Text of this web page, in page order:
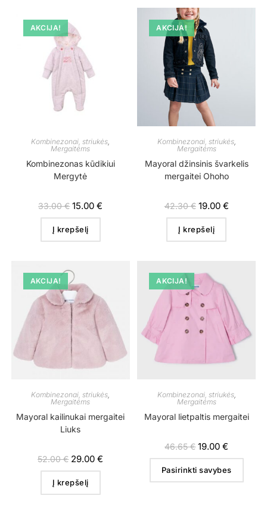
AKCIJA!
Kombinezonai, striukės
Mergaitėms
Kombinezonas kūdikiui
Mergytė
33.00€ 15.00€
Į krepšelį
AKCIJA!
Kombinezonai, striukės,
Mergaitėms
Mayoral džinsinis švarkelis
mergaitei Ohoho
42.30€ 19.00 €
Į krepšelį
AKCIJA!
Kombinezonai, striukės,
Mergaitėms
Mayoral kailinukai mergaitei
Liuks
52.00€ 29.00€
Į krepšelį
AKCIJA!
Kombinezonai, striukės,
Mergaitėms
Mayoral lietpaltis mergaitei
46.65€ 19.00€
Pasirinkti savybes